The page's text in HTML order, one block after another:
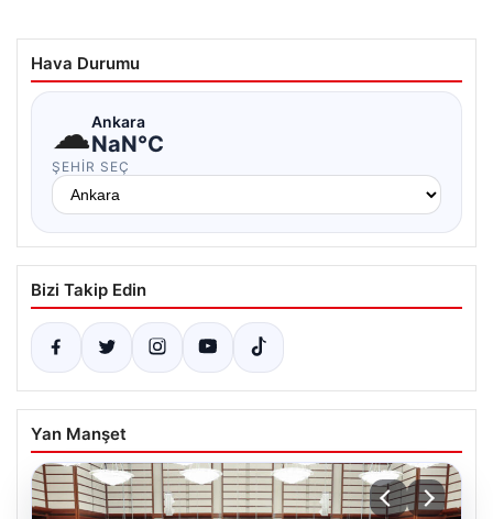
Hava Durumu
☁Ankara
NaN°C
ŞEHIR SEÇ
Bizi Takip Edin
Yan Manşet